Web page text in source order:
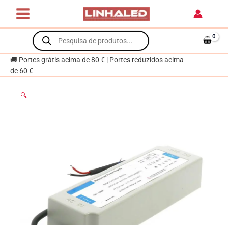
content
Products
search
🚚 Portes grátis acima de 80 € | Portes reduzidos acima
de 60 €
🔍
para
Fitas
150W